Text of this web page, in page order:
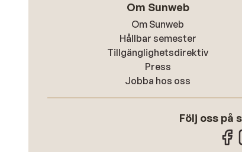
Om Sunweb
Om Sunweb
Hållbar semester
Tillgänglighetsdirektiv
Press
Jobba hos oss
Följ oss på